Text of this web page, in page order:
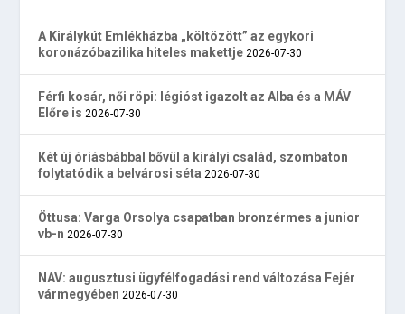
A Királykút Emlékházba „költözött” az egykori
koronázóbazilika hiteles makettje 2026-07-30
Férfi kosár, női röpi: légióst igazolt az Alba és a MÁV
Előre is 2026-07-30
Két új óriásbábbal bővül a királyi család, szombaton
folytatódik a belvárosi séta 2026-07-30
Öttusa: Varga Orsolya csapatban bronzérmes a junior
vb-n 2026-07-30
NAV: augusztusi ügyfélfogadási rend változása Fejér
vármegyében 2026-07-30